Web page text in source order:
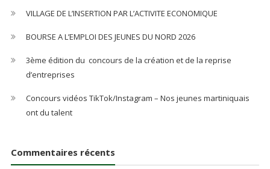
VILLAGE DE L’INSERTION PAR L’ACTIVITE ECONOMIQUE
BOURSE A L’EMPLOI DES JEUNES DU NORD 2026
3ème édition du concours de la création et de la reprise
d’entreprises
Concours vidéos TikTok/Instagram – Nos jeunes martiniquais
ont du talent
Commentaires récents